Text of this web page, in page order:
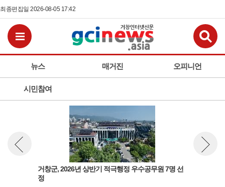
최종편집일 2026-08-05 17:42
뉴스 매거진 오피니언
시민참여
거창군, 2026년 상반기 적극행정 우수공무원 7명 선
정
뉴스 이전보기